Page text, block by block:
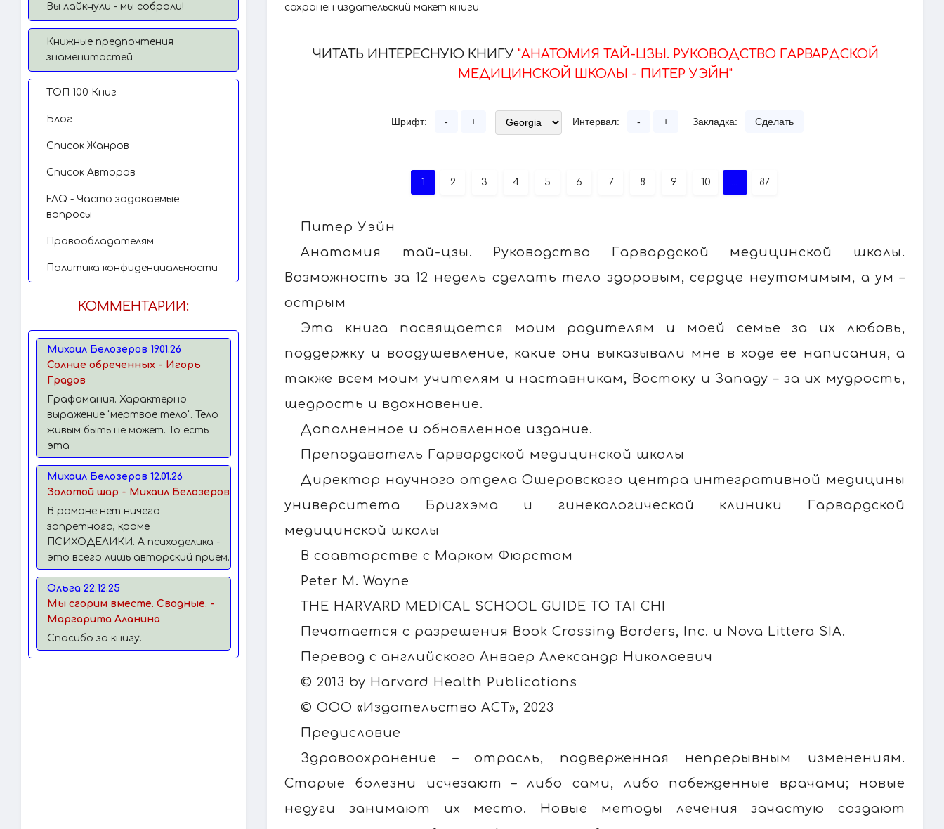
Вы лайкнули - мы собрали!
Книжные предпочтения
знаменитостей
TОП 100 Книг
Блог
Список Жанров
Список Авторов
FAQ - Часто задаваемые
вопросы
Правообладателям
Политика конфиденциальности
КОММЕНТАРИИ:
Михаил Белозеров 19.01.26
Солнце обреченных - Игорь
Градов
Графомания. Характерно
выражение "мертвое тело". Тело
живым быть не может. То есть
эта
Михаил Белозеров 12.01.26
Золотой шар - Михаил Белозеров
В романе нет ничего
запретного, кроме
ПСИХОДЕЛИКИ. А психоделика -
это всего лишь авторский прием.
Ольга 22.12.25
Мы сгорим вместе. Сводные. -
Маргарита Аланина
Спасибо за книгу.
сохранен издательский макет книги.
ЧИТАТЬ ИНТЕРЕСНУЮ КНИГУ "АНАТОМИЯ ТАЙ-ЦЗЫ. РУКОВОДСТВО ГАРВАРДСКОЙ
МЕДИЦИНСКОЙ ШКОЛЫ - ПИТЕР УЭЙН"
Шрифт: - + Интервал: - + Закладка: Сделать
1 2 3 4 5 6 7 8 9 10 ... 87
Питер Уэйн
Анатомия тай-цзы. Руководство Гарвардской медицинской школы.
Возможность за 12 недель сделать тело здоровым, сердце неутомимым, а ум –
острым
Эта книга посвящается моим родителям и моей семье за их любовь,
поддержку и воодушевление, какие они выказывали мне в ходе ее написания, а
также всем моим учителям и наставникам, Востоку и Западу – за их мудрость,
щедрость и вдохновение.
Дополненное и обновленное издание.
Преподаватель Гарвардской медицинской школы
Директор научного отдела Ошеровского центра интегративной медицины
университета Бригхэма и гинекологической клиники Гарвардской
медицинской школы
В соавторстве с Марком Фюрстом
Peter M. Wayne
THE HARVARD MEDICAL SCHOOL GUIDE TO TAI CHI
Печатается с разрешения Book Crossing Borders, Inc. и Nova Littera SIA.
Перевод с английского Анваер Александр Николаевич
© 2013 by Harvard Health Publications
© ООО «Издательство АСТ», 2023
Предисловие
Здравоохранение – отрасль, подверженная непрерывным изменениям.
Старые болезни исчезают – либо сами, либо побежденные врачами; новые
недуги занимают их место. Новые методы лечения зачастую создают